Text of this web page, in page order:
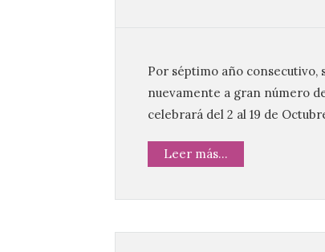
Por séptimo año consecutivo,
nuevamente a gran número
celebrará del 2 al 19 de
Leer más...